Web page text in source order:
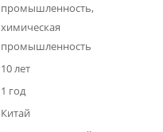
промышленность,
химическая
промышленность
10 лет
1 год
Китай